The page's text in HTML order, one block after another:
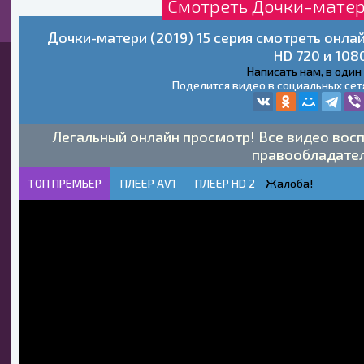
Смотреть Дочки-
Дочки-матери (2019) 15 серия смотреть
HD 720 и
Написать нам, в
Поделится видео в социальных
Легальный онлайн просмотр! Все видео
ТОП ПРЕМЬЕР ПЛЕЕР AV1 ПЛЕЕР HD 2 Жалоба!